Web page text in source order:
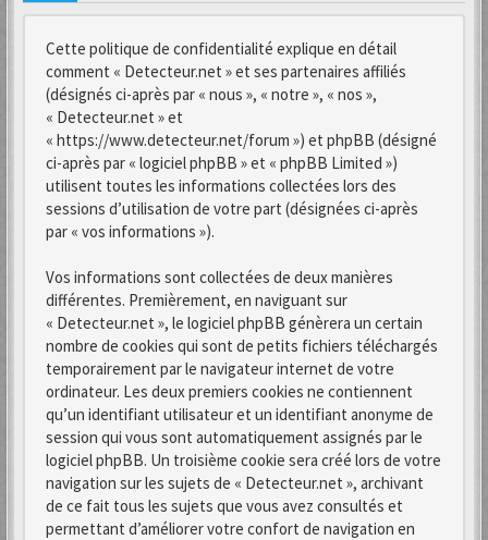
Cette politique de confidentialité explique en détail
comment « Detecteur.net » et ses partenaires affiliés
(désignés ci-après par « nous », « notre », « nos »,
« Detecteur.net » et
« https://www.detecteur.net/forum ») et phpBB (désigné
ci-après par « logiciel phpBB » et « phpBB Limited »)
utilisent toutes les informations collectées lors des
sessions d’utilisation de votre part (désignées ci-après
par « vos informations »).
Vos informations sont collectées de deux manières
différentes. Premièrement, en naviguant sur
« Detecteur.net », le logiciel phpBB génèrera un certain
nombre de cookies qui sont de petits fichiers téléchargés
temporairement par le navigateur internet de votre
ordinateur. Les deux premiers cookies ne contiennent
qu’un identifiant utilisateur et un identifiant anonyme de
session qui vous sont automatiquement assignés par le
logiciel phpBB. Un troisième cookie sera créé lors de votre
navigation sur les sujets de « Detecteur.net », archivant
de ce fait tous les sujets que vous avez consultés et
permettant d’améliorer votre confort de navigation en